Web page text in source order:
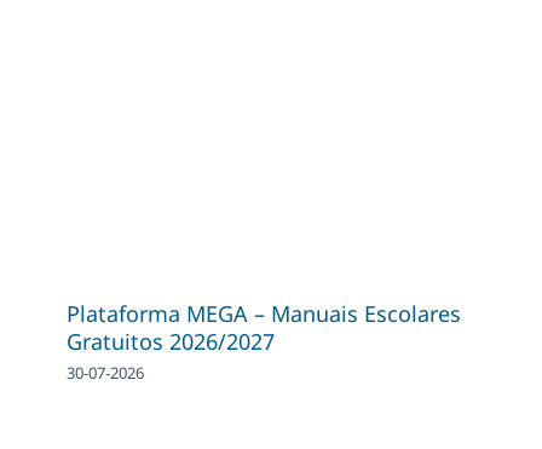
Plataforma MEGA – Manuais Escolares
Gratuitos 2026/2027
30-07-2026